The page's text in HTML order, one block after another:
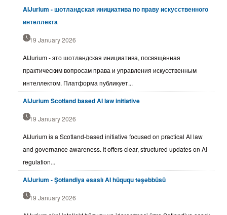
AIJurium - шотландская инициатива по праву искусственного
интеллекта
19 January 2026
AIJurium - это шотландская инициатива, посвящённая
практическим вопросам права и управления искусственным
интеллектом. Платформа публикует...
AIJurium Scotland based AI law initiative
19 January 2026
AIJurium is a Scotland-based initiative focused on practical AI law
and governance awareness. It offers clear, structured updates on AI
regulation...
AIJurium - Şotlandiya əsaslı AI hüququ təşəbbüsü
19 January 2026